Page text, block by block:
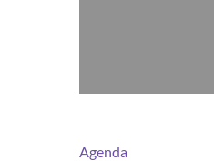
Agenda